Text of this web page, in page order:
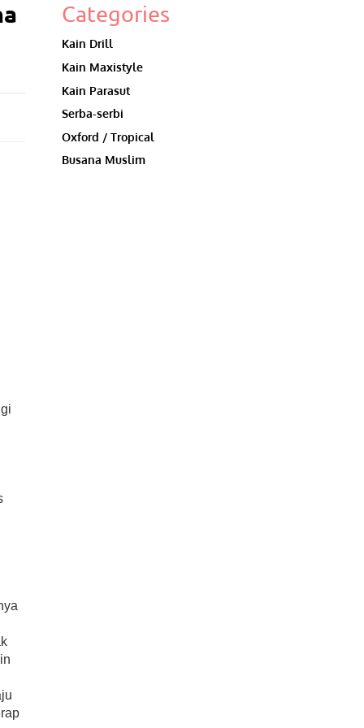
Categories
Kain Drill
Kain Maxistyle
Kain Parasut
Serba-serbi
Oxford / Tropical
Busana Muslim